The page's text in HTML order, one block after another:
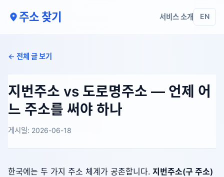
주소 찾기 서비스 소개 EN
← 전체 글 보기
지번주소 vs 도로명주소 — 언제 어
느 주소를 써야 하나
게시일: 2026-06-18
한국에는 두 가지 주소 체계가 공존합니다. 지번주소(구 주소)